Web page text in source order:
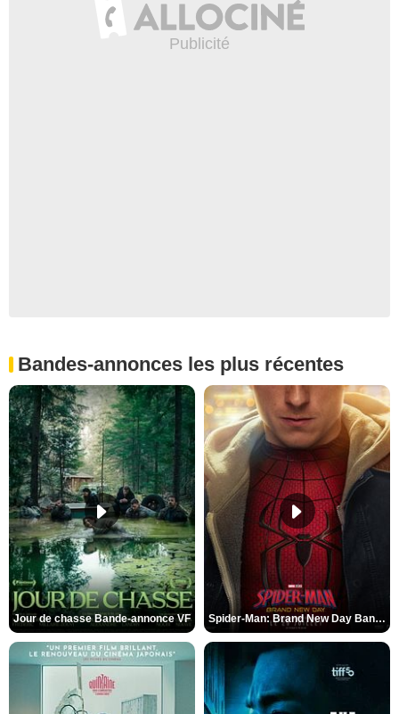
Bandes-annonces les plus récentes
Jour de chasse Bande-annonce VF Spider-Man: Brand New Day Bande-annonce (3) VO STFR